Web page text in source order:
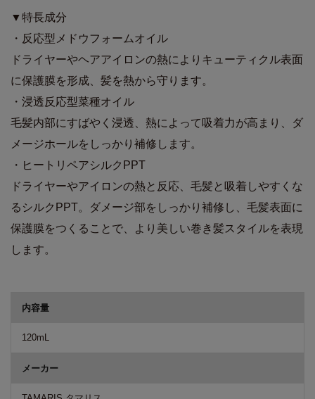
▼特長成分
・反応型メドウフォームオイル
ドライヤーやヘアアイロンの熱によりキューティクル表面
に保護膜を形成、髪を熱から守ります。
・浸透反応型菜種オイル
毛髪内部にすばやく浸透、熱によって吸着力が高まり、ダ
メージホールをしっかり補修します。
・ヒートリペアシルクPPT
ドライヤーやアイロンの熱と反応、毛髪と吸着しやすくな
るシルクPPT。ダメージ部をしっかり補修し、毛髪表面に
保護膜をつくることで、より美しい巻き髪スタイルを表現
します。
内容量
120mL
メーカー